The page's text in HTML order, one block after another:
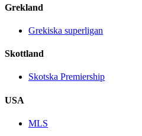
Grekland
Grekiska superligan
Skottland
Skotska Premiership
USA
MLS